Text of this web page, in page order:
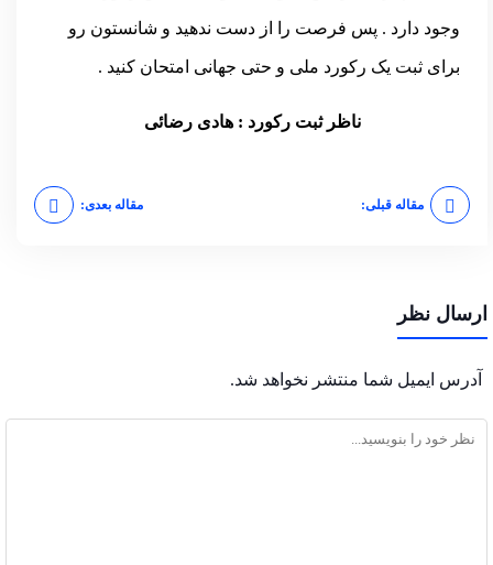
وجود دارد . پس فرصت را از دست ندهید و شانستون رو
برای ثبت یک رکورد ملی و حتی جهانی امتحان کنید .
ناظر ثبت رکورد : هادی رضائی
مقاله قبلی: مقاله بعدی:
ارسال نظر
آدرس ایمیل شما منتشر نخواهد شد.